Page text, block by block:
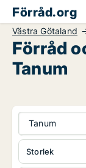
Förråd.org
Västra Götaland
Förråd
Tanum
Tanum
Storlek